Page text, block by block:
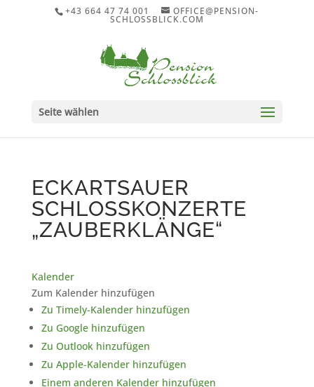
+43 664 47 74 001 OFFICE@PENSION-
SCHLOSSBLICK.COM
Seite wählen
ECKARTSAUER
SCHLOSSKONZERTE
„ZAUBERKLÄNGE“
Kalender
Zum Kalender hinzufügen
Zu Timely-Kalender hinzufügen
Zu Google hinzufügen
Zu Outlook hinzufügen
Zu Apple-Kalender hinzufügen
Einem anderen Kalender hinzufügen